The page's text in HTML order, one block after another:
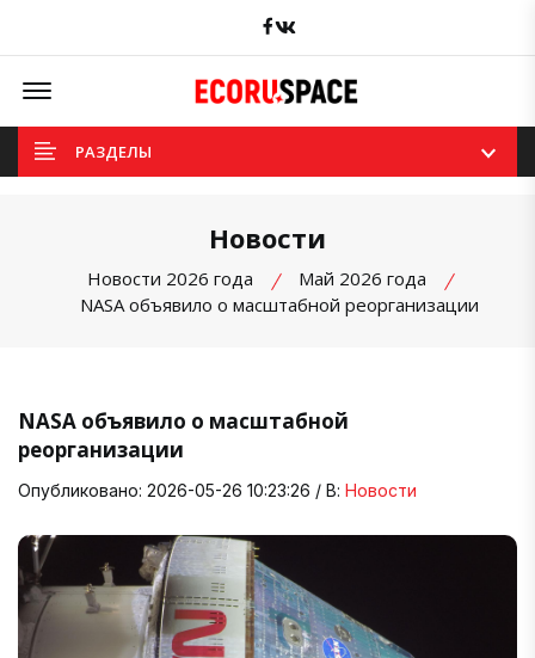
Facebook
Offcanvas Menu Open
РАЗДЕЛЫ
Новости
Новости 2026 года
Май 2026 года
NASA объявило о масштабной реорганизации
NASA объявило о масштабной
реорганизации
Опубликовано: 2026-05-26 10:23:26 / В: Новости